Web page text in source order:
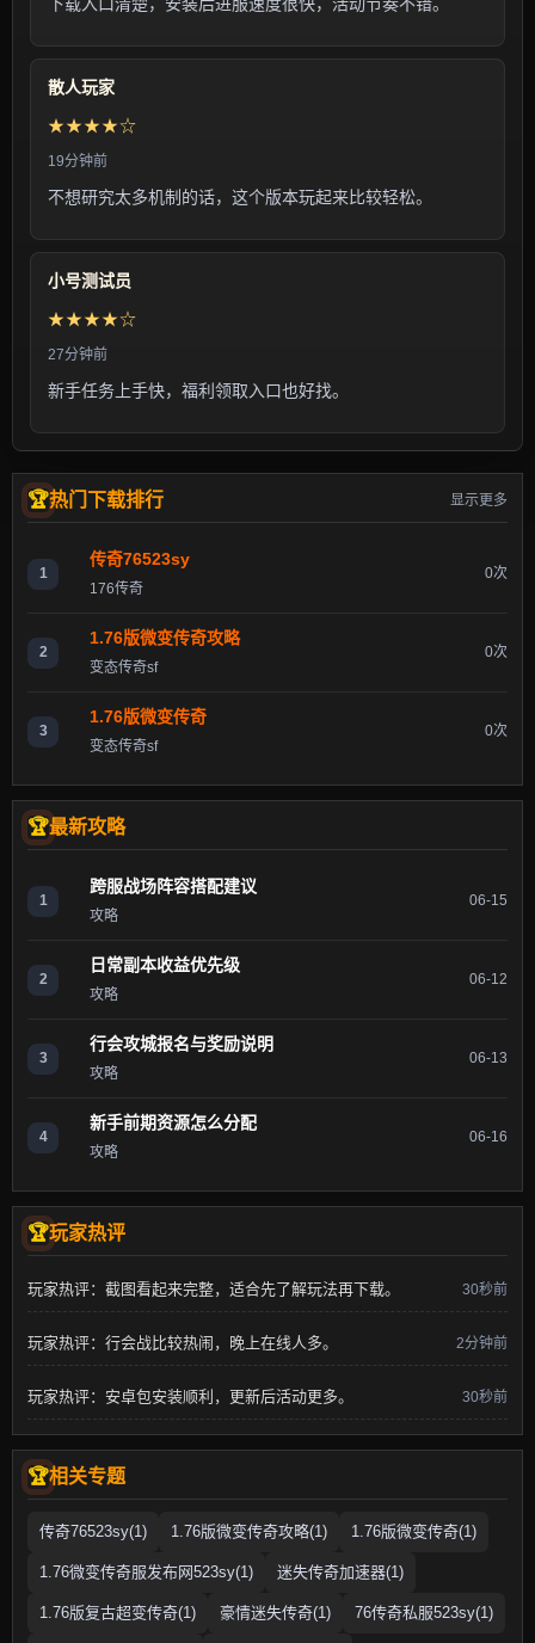
散人玩家
★★★★☆
19分钟前
不想研究太多机制的话，这个版本玩起来比较轻松。
小号测试员
★★★★☆
27分钟前
新手任务上手快，福利领取入口也好找。
热门下载排行 显示更多
1
传奇76523sy
176传奇
0次
2
1.76版微变传奇攻略
变态传奇sf
0次
3
1.76版微变传奇
变态传奇sf
0次
最新攻略
1
跨服战场阵容搭配建议
攻略
06-15
2
日常副本收益优先级
攻略
06-12
3
行会攻城报名与奖励说明
攻略
06-13
4
新手前期资源怎么分配
攻略
06-16
玩家热评
玩家热评：截图看起来完整，适合先了解玩法再下载。 30秒前
玩家热评：行会战比较热闹，晚上在线人多。 2分钟前
玩家热评：安卓包安装顺利，更新后活动更多。 30秒前
相关专题
传奇76523sy(1) 1.76版微变传奇攻略(1) 1.76版微变传奇(1)
1.76微变传奇服发布网523sy(1) 迷失传奇加速器(1)
1.76版复古超变传奇(1) 豪情迷失传奇(1) 76传奇私服523sy(1)